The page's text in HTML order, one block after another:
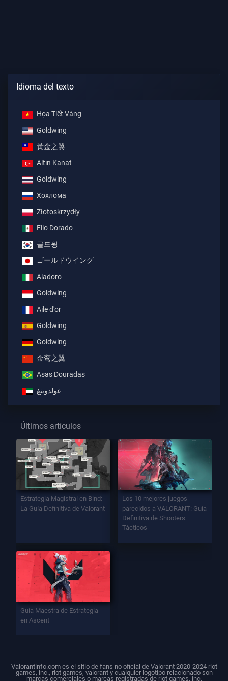
Idioma del texto
Họa Tiết Vàng
Goldwing
黃金之翼
Altın Kanat
Goldwing
Хохлома
Złotoskrzydły
Filo Dorado
골드윙
ゴールドウイング
Aladoro
Goldwing
Aile d'or
Goldwing
Goldwing
金鸾之翼
Asas Douradas
غولدوينغ
Últimos artículos
Estrategia Magistral en Bind:
La Guía Definitiva de Valorant
Los 10 mejores juegos
parecidos a VALORANT: Guía
Definitiva de Shooters
Tácticos
Guía Maestra de Estrategia
en Ascent
Valorantinfo.com es el sitio de fans no oficial de Valorant 2020-2024 riot
games, inc., riot games, valorant y cualquier logotipo relacionado son
marcas comerciales o marcas registradas de riot games, inc.